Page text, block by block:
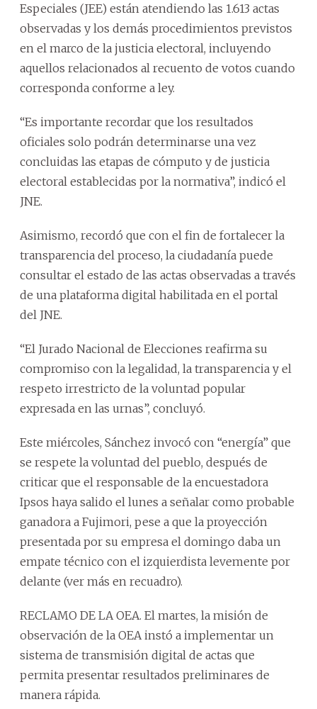
Especiales (JEE) están atendiendo las 1.613 actas
observadas y los demás procedimientos previstos
en el marco de la justicia electoral, incluyendo
aquellos relacionados al recuento de votos cuando
corresponda conforme a ley.
“Es importante recordar que los resultados
oficiales solo podrán determinarse una vez
concluidas las etapas de cómputo y de justicia
electoral establecidas por la normativa”, indicó el
JNE.
Asimismo, recordó que con el fin de fortalecer la
transparencia del proceso, la ciudadanía puede
consultar el estado de las actas observadas a través
de una plataforma digital habilitada en el portal
del JNE.
“El Jurado Nacional de Elecciones reafirma su
compromiso con la legalidad, la transparencia y el
respeto irrestricto de la voluntad popular
expresada en las urnas”, concluyó.
Este miércoles, Sánchez invocó con “energía” que
se respete la voluntad del pueblo, después de
criticar que el responsable de la encuestadora
Ipsos haya salido el lunes a señalar como probable
ganadora a Fujimori, pese a que la proyección
presentada por su empresa el domingo daba un
empate técnico con el izquierdista levemente por
delante (ver más en recuadro).
RECLAMO DE LA OEA. El martes, la misión de
observación de la OEA instó a implementar un
sistema de transmisión digital de actas que
permita presentar resultados preliminares de
manera rápida.